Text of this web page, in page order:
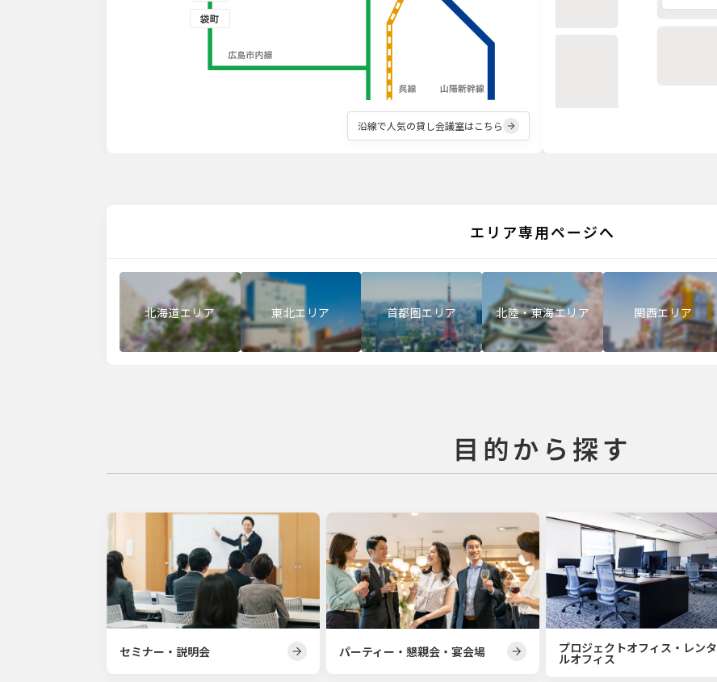
沿線で人気の貸し会議室はこちら
エリア専用ページへ
北海道エリア 東北エリア 首都圏エリア 北陸・東海エリア 関西エリア
目的から探す
セミナー・説明会 パーティー・懇親会・宴会場 プロジェクトオフィス・レンタ
ルオフィス